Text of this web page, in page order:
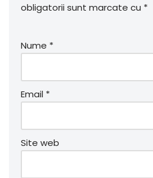
obligatorii sunt marcate cu *
Nume *
Email *
Site web